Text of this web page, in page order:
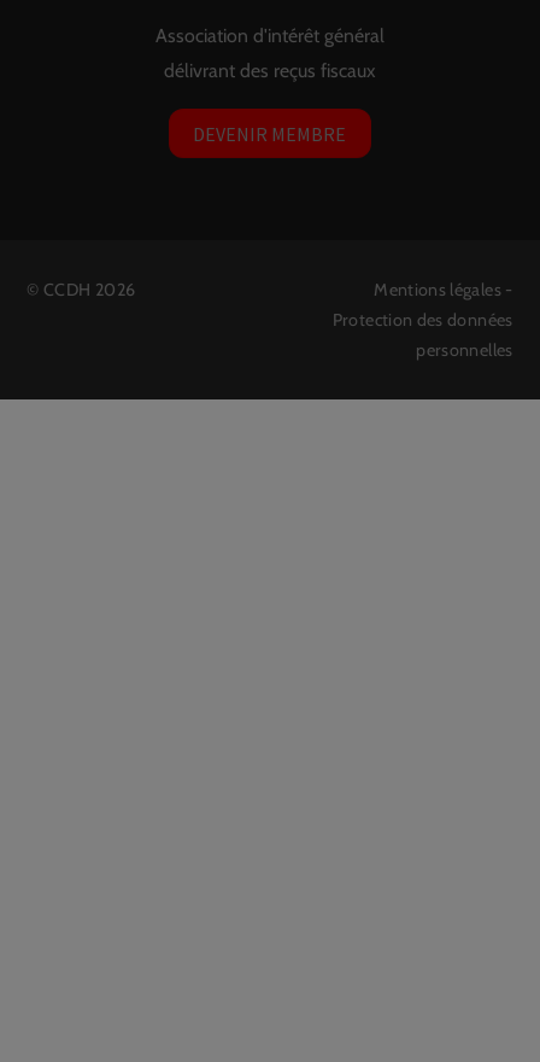
Association d'intérêt général
délivrant des reçus fiscaux
DEVENIR MEMBRE
© CCDH 2026 Mentions légales -
Protection des données
personnelles